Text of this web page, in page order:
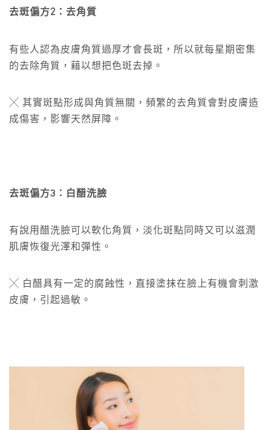
去斑偏方2：去角質
有些人認為皮膚角質過厚才會長斑，所以就每星期密集
的去除角質，藉以想把色斑去掉。
╳ 其實斑點形成與角質無關，頻繁的去角質會對皮膚造
成傷害，影響天然屏障。
去斑偏方3：白醋洗臉
有說用醋洗臉可以軟化角質，淡化斑點同時又可以滋潤
肌膚恢復光澤和彈性。
╳ 白醋具有一定的腐蝕性，直接塗抹在臉上有機會刺激
皮膚，引起過敏。